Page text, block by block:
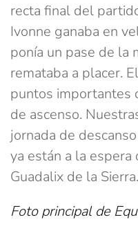
recta final del
Ivonne ganaba en
ponía un pase de la
remataba a placer.
puntos importantes
de ascenso.
jornada de
ya están a la
Guadalix de la Sierra.
Foto principal de